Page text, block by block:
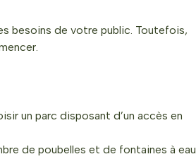
besoins de votre public. Toutefois,
un parc disposant d’un accès en
de poubelles et de fontaines à eau